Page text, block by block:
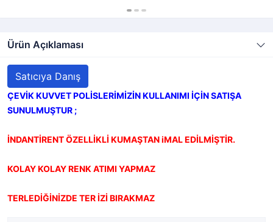
Ürün Açıklaması
Satıcıya Danış
ÇEVİK KUVVET POLİSLERİMİZİN KULLANIMI İÇİN SATIŞA
SUNULMUŞTUR ;
İNDANTİRENT ÖZELLİKLİ KUMAŞTAN iMAL EDİLMİŞTİR.
KOLAY KOLAY RENK ATIMI YAPMAZ
TERLEDİĞİNİZDE TER İZİ BIRAKMAZ